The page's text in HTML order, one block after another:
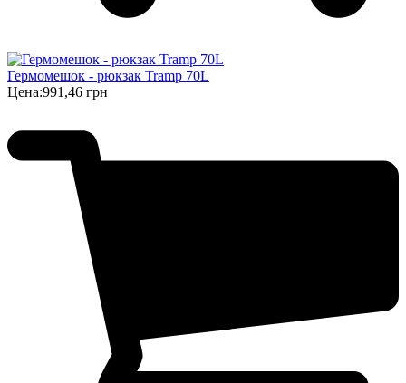
Гермомешок - рюкзак Tramp 70L
Цена:991,46 грн